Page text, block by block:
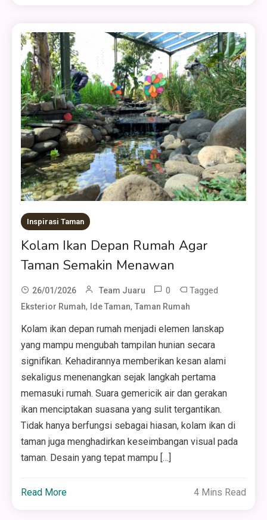
Inspirasi Taman
Kolam Ikan Depan Rumah Agar
Taman Semakin Menawan
26/01/2026 Team Juaru 0 Tagged
Eksterior Rumah, Ide Taman,Taman Rumah
Kolam ikan depan rumah menjadi elemen lanskap
yang mampu mengubah tampilan hunian secara
signifikan. Kehadirannya memberikan kesan alami
sekaligus menenangkan sejak langkah pertama
memasuki rumah. Suara gemericik air dan gerakan
ikan menciptakan suasana yang sulit tergantikan.
Tidak hanya berfungsi sebagai hiasan, kolam ikan di
taman juga menghadirkan keseimbangan visual pada
taman. Desain yang tepat mampu […]
Read More 4 Mins Read